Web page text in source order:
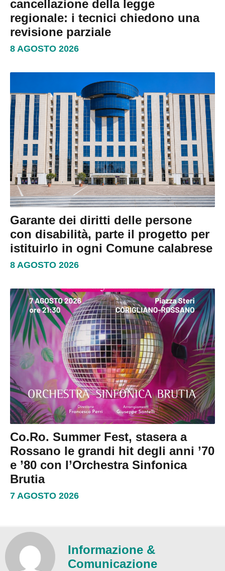
cancellazione della legge
regionale: i tecnici chiedono una
revisione parziale
8 AGOSTO 2026
Garante dei diritti delle persone
con disabilità, parte il progetto per
istituirlo in ogni Comune calabrese
8 AGOSTO 2026
Co.Ro. Summer Fest, stasera a
Rossano le grandi hit degli anni ’70
e ’80 con l’Orchestra Sinfonica
Brutia
7 AGOSTO 2026
Informazione &
Comunicazione